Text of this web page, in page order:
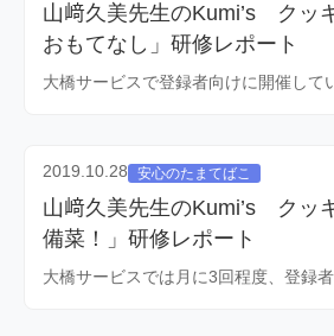
山﨑久美先生のKumi’s クッ
おもてなし」研修レポート
大橋サービスで登録者向けに開催して
2019.10.28 安心のたまてばこ
山﨑久美先生のKumi’s クッ
備菜！」研修レポート
大橋サービスでは月に3回程度、登録